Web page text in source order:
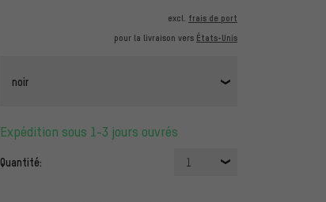
excl. frais de port
pour la livraison vers États-Unis
noir
Expédition sous 1-3 jours ouvrés
Quantité: 1